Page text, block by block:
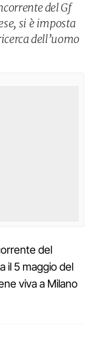
del Gf
si è imposta
dell’uomo
del
il 5 maggio del
viva a Milano